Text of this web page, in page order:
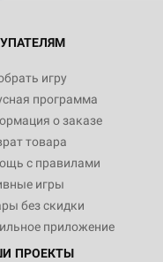
игру
программа
о заказе
товара
с правилами
игры
без скидки
приложение
ПРОЕКТЫ